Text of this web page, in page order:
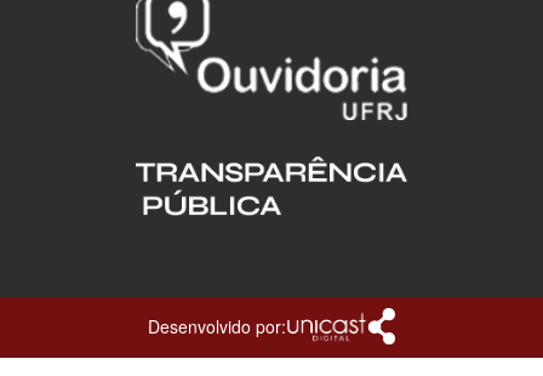
Desenvolvido por: